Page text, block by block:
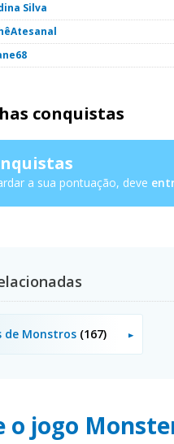
Silva
conquistas
a sua pontuação, deve
de Monstros (167)
o jogo